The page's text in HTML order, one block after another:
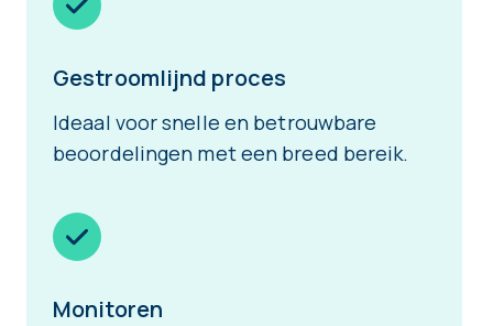
Gestroomlijnd proces
Ideaal voor snelle en betrouwbare
beoordelingen met een breed bereik.
Monitoren